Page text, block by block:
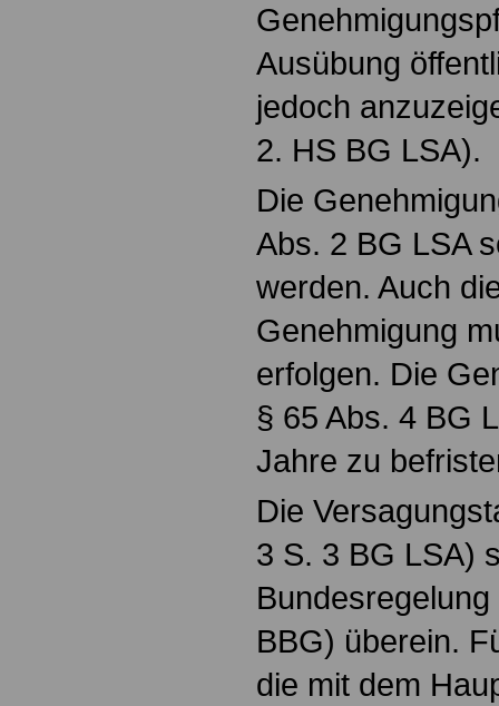
Ausübung
jedoch
2. HS BG LSA).
Die
Abs. 2 BG LSA
werden. Auch
Genehmigung
erfolgen. Die
§ 65 Abs. 4 BG
Jahre zu
Die
3 S. 3 BG LSA)
BBG) überein.
die mit dem